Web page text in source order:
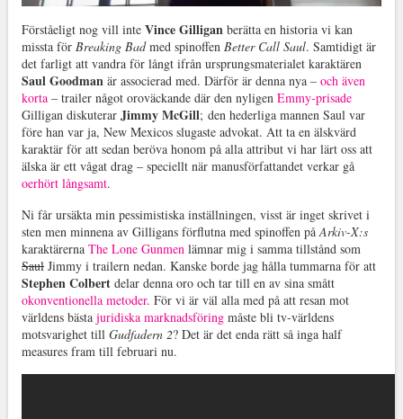
Förståeligt nog vill inte Vince Gilligan berätta en historia vi kan
missta för Breaking Badmed spinoffen Better Call Saul. Samtidigt är
det farligt att vandra för långt ifrån ursprungsmaterialet karaktären
Saul Goodman är associerad med. Därför är denna nya – och även
korta– trailer något oroväckande där den nyligen Emmy-prisade
Gilligan diskuterar Jimmy McGill; den hederliga mannen Saul var
före han var ja, New Mexicos slugaste advokat. Att ta en älskvärd
karaktär för att sedan beröva honom på alla attribut vi har lärt oss att
älska är ett vågat drag – speciellt när manusförfattandet verkar gå
oerhört långsamt.
Ni får ursäkta min pessimistiska inställningen, visst är inget skrivet i
sten men minnena av Gilligans förflutna med spinoffen på Arkiv-X:s
karaktärerna The Lone Gunmen lämnar mig i samma tillstånd som
SaulJimmy i trailern nedan. Kanske borde jag hålla tummarna för att
Stephen Colbertdelar denna oro och tar till en av sina smått
okonventionella metoder. För vi är väl alla med på att resan mot
världens bästa juridiska marknadsföringmåste bli tv-världens
motsvarighet till Gudfadern 2? Det är det enda rätt så inga half
measures fram till februari nu.